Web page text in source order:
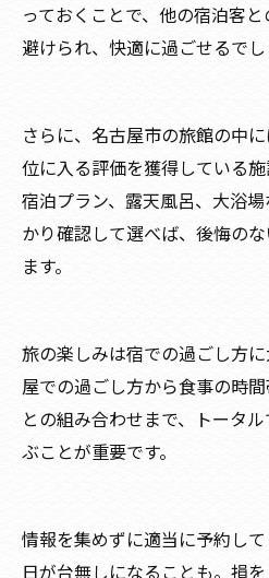
っておくことで、他の宿泊客
避けられ、快適に過ごせるでし
さらに、名古屋市の旅館の中
位に入る評価を獲得している施
宿泊プラン、露天風呂、大浴
かり確認して選べば、後悔の
ます。
旅の楽しみは宿での過ごし方
屋での過ごし方から食事の時
との組み合わせまで、トータ
ぶことが重要です。
情報を集めずに適当に予約し
日が台無しになることも。損